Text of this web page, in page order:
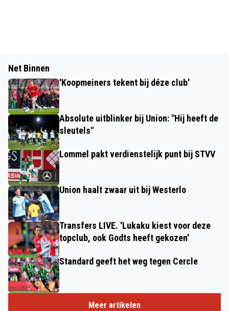
Net Binnen
'Koopmeiners tekent bij déze club'
Absolute uitblinker bij Union: "Hij heeft de
sleutels"
Lommel pakt verdienstelijk punt bij STVV
Union haalt zwaar uit bij Westerlo
Transfers LIVE. 'Lukaku kiest voor deze
topclub, ook Godts heeft gekozen'
Standard geeft het weg tegen Cercle
Meer artikelen